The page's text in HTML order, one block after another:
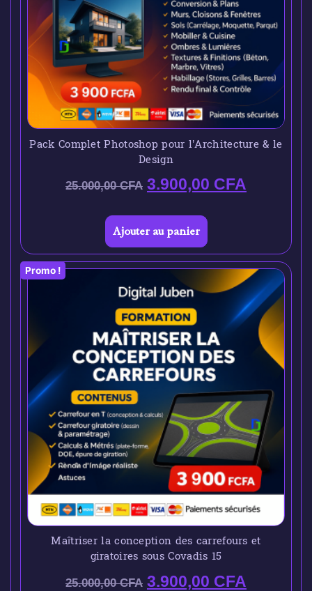
Pack Complet Photoshop pour l’Architecture & le
Design
25.000,00CFA 3.900,00 CFA
Ajouter au panier
Promo !
Maîtriser la conception des carrefours et
giratoires sous Covadis 15
25.000,00CFA 3.900,00 CFA